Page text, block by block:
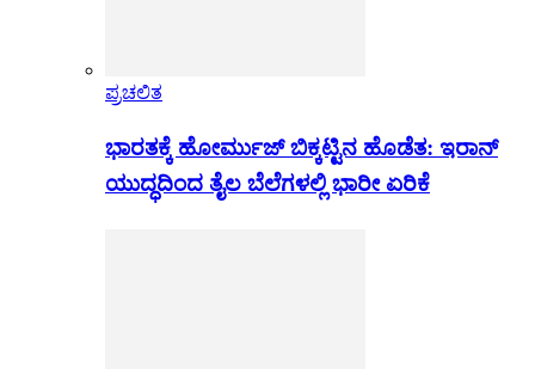
ಪ್ರಚಲಿತ
ಭಾರತಕ್ಕೆ ಹೋರ್ಮುಜ್ ಬಿಕ್ಕಟ್ಟಿನ ಹೊಡೆತ: ಇರಾನ್
ಯುದ್ಧದಿಂದ ತೈಲ ಬೆಲೆಗಳಲ್ಲಿ ಭಾರೀ ಏರಿಕೆ